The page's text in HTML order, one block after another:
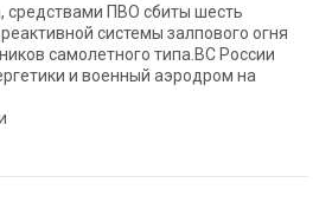
средствами ПВО сбиты шесть
системы залпового огня
самолетного типа.ВС России
и военный аэродром на